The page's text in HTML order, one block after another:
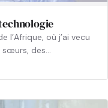
l’Afrique, où j’ai vecu
sœurs, des…